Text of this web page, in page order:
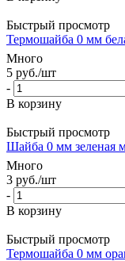
Быстрый просмотр
Термошайба 0 мм
Много
5 руб./шт
-
В корзину
Быстрый просмотр
Шайба 0 мм зеленая
Много
3 руб./шт
-
В корзину
Быстрый просмотр
Термошайба 0 мм